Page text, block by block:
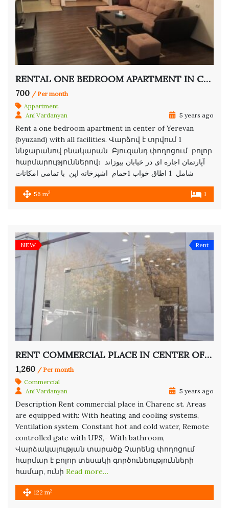
RENTAL ONE BEDROOM APARTMENT IN CENTER
700 / Per month
Appartment
Ani Vardanyan
5 years ago
Rent a one bedroom apartment in center of Yerevan
(byuzand) with all facilities. Վարձով է տրվում 1
ննջարանով բնակարան Բյուզանդ փողոցում բոլոր
հարմարություններով։ آپارتمان اجاره ای در خیابان بیوزاند
56 m2 1
NEW Rent
RENT COMMERCIAL PLACE IN CENTER OF YEREVAN
1,260 / Per month
Commercial
Ani Vardanyan
5 years ago
Description Rent commercial place in Charenc st. Areas
are equipped with: With heating and cooling systems,
Ventilation system, Constant hot and cold water, Remote
controlled gate with UPS,- With bathroom,
Վարձակալության տարածք Չարենց փողոցում
հարմար է բոլոր տեսակի գործունեությունների
համար, ունի Read more…
122 m2